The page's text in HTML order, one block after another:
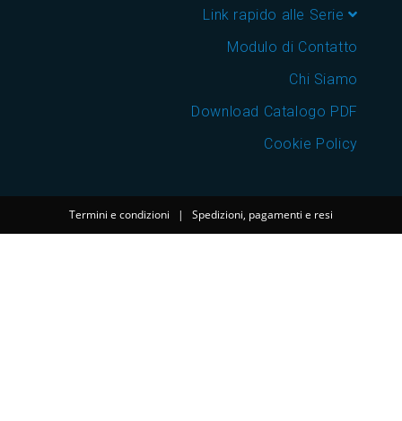
Link rapido alle Serie
Modulo di Contatto
Chi Siamo
Download Catalogo PDF
Cookie Policy
Termini e condizioni | Spedizioni, pagamenti e resi